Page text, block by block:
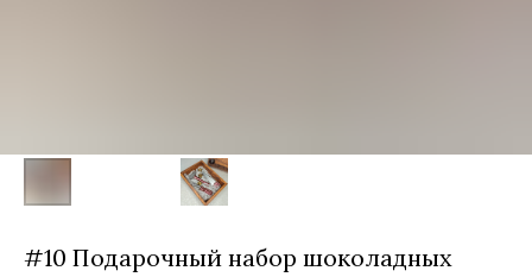
#10 Подарочный набор шоколадных